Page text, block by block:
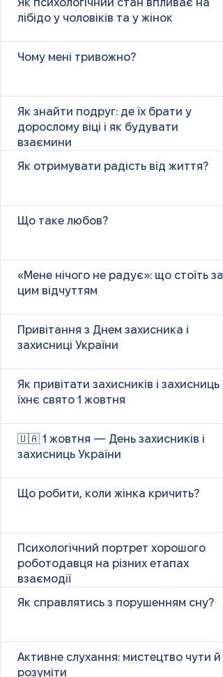
Як психологічний стан впливає на
лібідо у чоловіків та у жінок
Чому мені тривожно?
Як знайти подруг: де їх брати у
дорослому віці і як будувати
взаємини
Як отримувати радість від життя?
Що таке любов?
«Мене нічого не радує»: що стоїть за
цим відчуттям
Привітання з Днем захисника і
захисниці України
Як привітати захисників і захисниць у
їхнє свято 1 жовтня
🇺🇦 1 жовтня — День захисників і
захисниць України
Що робити, коли жінка кричить?
Психологічний портрет хорошого
роботодавця на різних етапах
взаємодії
Як справлятись з порушенням сну?
Активне слухання: мистецтво чути й
розуміти